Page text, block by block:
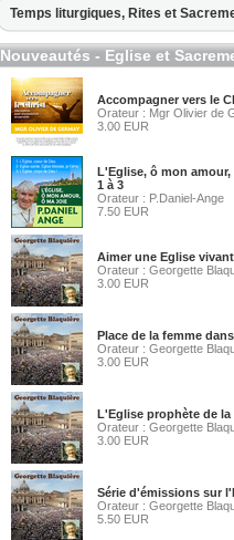
Temps liturgiques, Rites et
Nouveautés - Eglise et
Accompagner vers le
Orateur : Mgr Olivier de
3.00 EUR
L'Eglise, ô mon amour,
1 à 3
Orateur : P.Daniel-Ange
7.50 EUR
Aimer une Eglise
Orateur : Georgette
3.00 EUR
Place de la femme
Orateur : Georgette
3.00 EUR
L'Eglise prophète de la
Orateur : Georgette
3.00 EUR
Série d'émissions sur
Orateur : Georgette
5.50 EUR